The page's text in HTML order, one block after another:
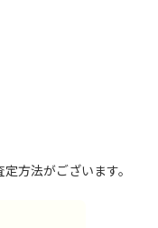
方法がございます。